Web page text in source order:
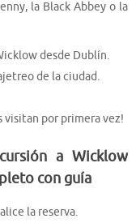
la Black Abbey o la
desde Dublín.
de la ciudad.
visitan por primera vez!
a Wicklow
con guía
la reserva.